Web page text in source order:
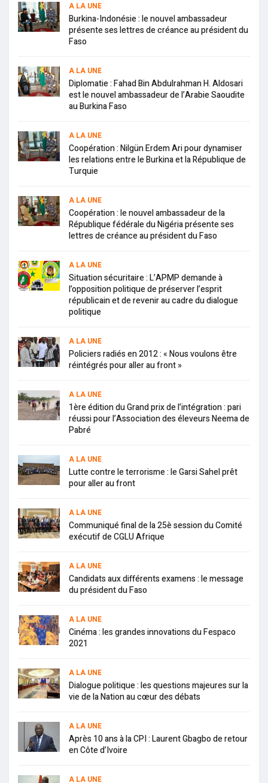
A LA UNE
Burkina-Indonésie : le nouvel ambassadeur
présente ses lettres de créance au président du
Faso
A LA UNE
Diplomatie : Fahad Bin Abdulrahman H. Aldosari
est le nouvel ambassadeur de l’Arabie Saoudite
au Burkina Faso
A LA UNE
Coopération : Nilgün Erdem Ari pour dynamiser
les relations entre le Burkina et la République de
Turquie
A LA UNE
Coopération : le nouvel ambassadeur de la
République fédérale du Nigéria présente ses
lettres de créance au président du Faso
A LA UNE
Situation sécuritaire : L’APMP demande à
l’opposition politique de préserver l’esprit
républicain et de revenir au cadre du dialogue
politique
A LA UNE
Policiers radiés en 2012 : « Nous voulons être
réintégrés pour aller au front »
A LA UNE
1ère édition du Grand prix de l’intégration : pari
réussi pour l’Association des éleveurs Neema de
Pabré
A LA UNE
Lutte contre le terrorisme : le Garsi Sahel prêt
pour aller au front
A LA UNE
Communiqué final de la 25è session du Comité
exécutif de CGLU Afrique
A LA UNE
Candidats aux différents examens : le message
du président du Faso
A LA UNE
Cinéma : les grandes innovations du Fespaco
2021
A LA UNE
Dialogue politique : les questions majeures sur la
vie de la Nation au cœur des débats
A LA UNE
Après 10 ans à la CPI : Laurent Gbagbo de retour
en Côte d’Ivoire
A LA UNE